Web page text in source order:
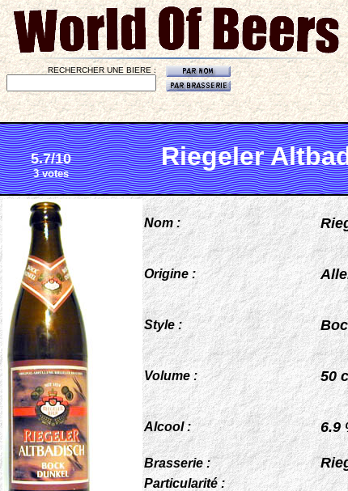
RECHERCHER UNE BIERE :
5.7/10
3 votes
Riegeler
Nom :
Origine :
Style :
Volume : 50
Alcool : 6.9
Brasserie :
Particularité :